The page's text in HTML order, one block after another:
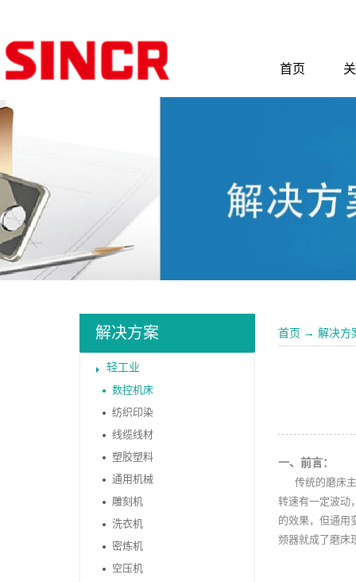
首页
解决方案
轻工业
数控机床
纺织印染
线缆线材
塑胶塑料
通用机械
雕刻机
洗衣机
密炼机
空压机
首页 → 解决方
一、前言：
传统的磨床主
转速有一定波动
的效果，但通用
频器就成了磨床